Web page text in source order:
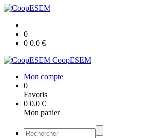
0
0 0.0 €
CoopESEM
Mon compte
0
Favoris
0 0.0 €
Mon panier